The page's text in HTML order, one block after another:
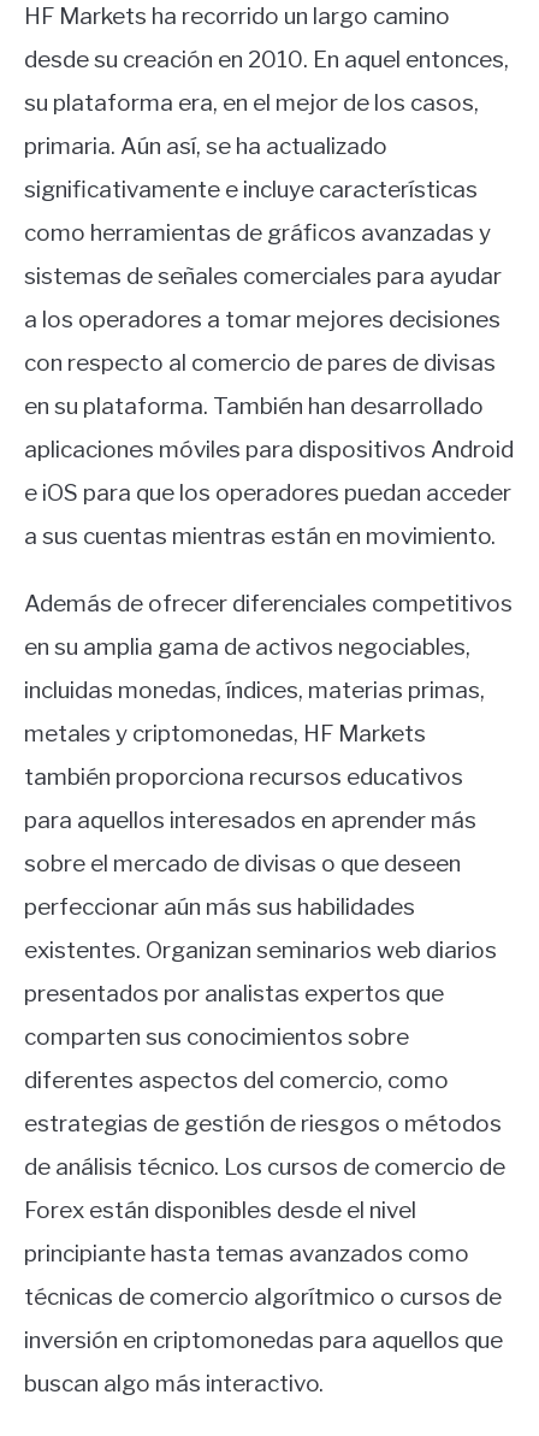
HF Markets ha recorrido un largo camino
desde su creación en 2010. En aquel entonces,
su plataforma era, en el mejor de los casos,
primaria. Aún así, se ha actualizado
significativamente e incluye características
como herramientas de gráficos avanzadas y
sistemas de señales comerciales para ayudar
a los operadores a tomar mejores decisiones
con respecto al comercio de pares de divisas
en su plataforma. También han desarrollado
aplicaciones móviles para dispositivos Android
e iOS para que los operadores puedan acceder
a sus cuentas mientras están en movimiento.
Además de ofrecer diferenciales competitivos
en su amplia gama de activos negociables,
incluidas monedas, índices, materias primas,
metales y criptomonedas, HF Markets
también proporciona recursos educativos
para aquellos interesados en aprender más
sobre el mercado de divisas o que deseen
perfeccionar aún más sus habilidades
existentes. Organizan seminarios web diarios
presentados por analistas expertos que
comparten sus conocimientos sobre
diferentes aspectos del comercio, como
estrategias de gestión de riesgos o métodos
de análisis técnico. Los cursos de comercio de
Forex están disponibles desde el nivel
principiante hasta temas avanzados como
técnicas de comercio algorítmico o cursos de
inversión en criptomonedas para aquellos que
buscan algo más interactivo.